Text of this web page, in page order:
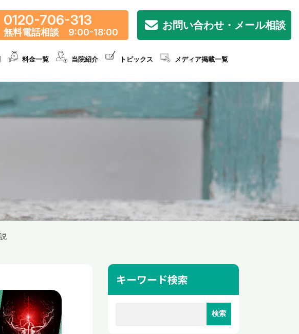
0120-706-313
無料電話相談 9:00-18:00
お問い合わせ・メール相談
料金一覧 当院紹介 トピックス メディア掲載一覧
キーワード検索